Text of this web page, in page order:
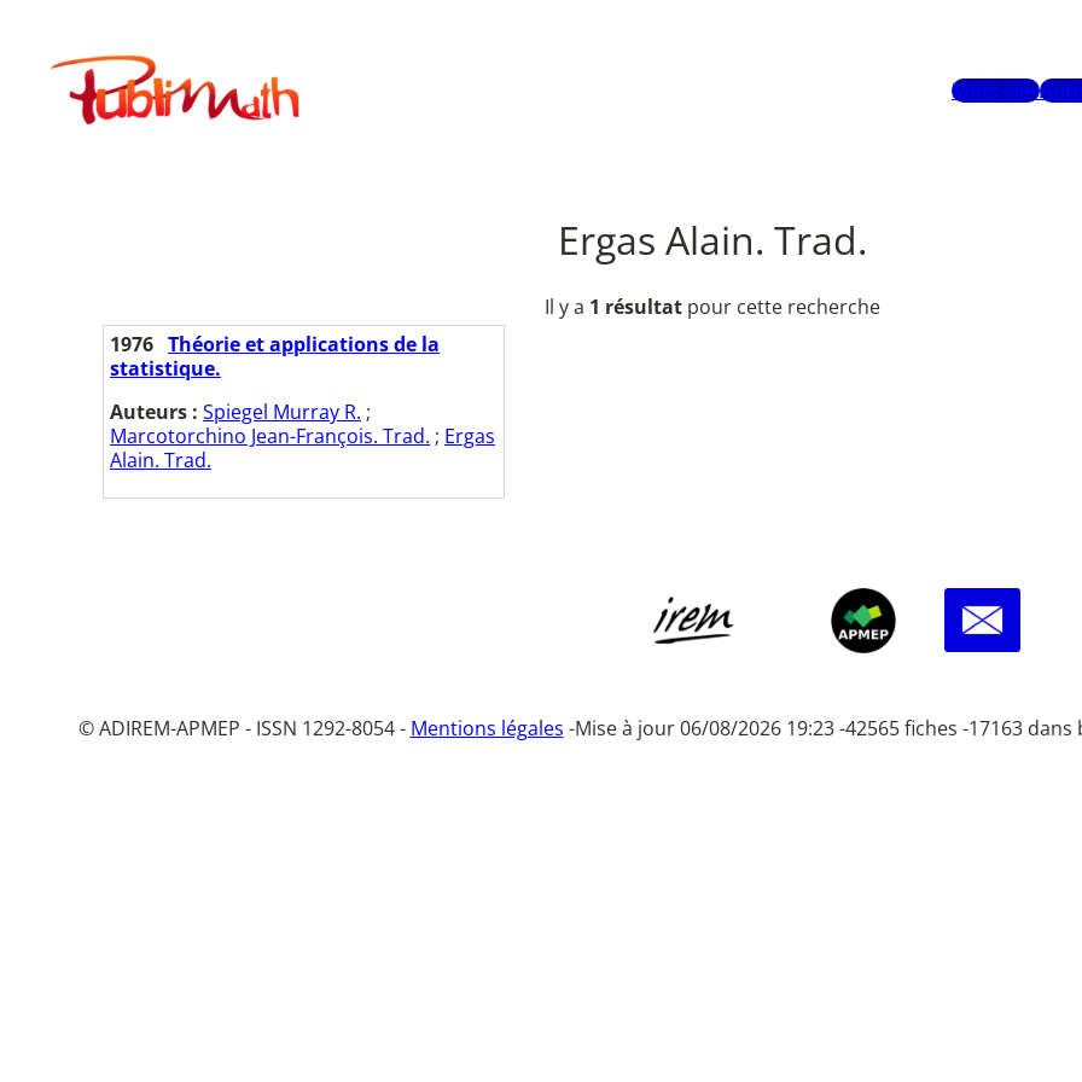
contenuPublimath
Mots-clés
Ergas Alain. Trad.
Il y a 1 résultat pour cette recherche
1976 Théorie et applications de la
statistique.
Auteurs : Spiegel Murray R. ;
Marcotorchino Jean-François. Trad. ; Ergas
Alain. Trad.
© ADIREM-APMEP - ISSN 1292-8054 - Mentions légales -Mise à jour 06/08/2026 19:23 -42565 fiches -17163